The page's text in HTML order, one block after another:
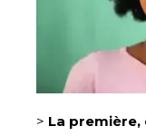
> La première,